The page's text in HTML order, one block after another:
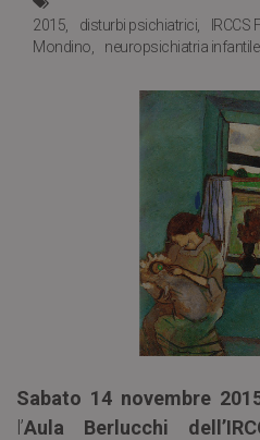
2015 disturbi psichiatrici
IRCCS
Mondino
neuropsichiatria infantile
Sabato 14 novembre
l’Aula Berlucchi